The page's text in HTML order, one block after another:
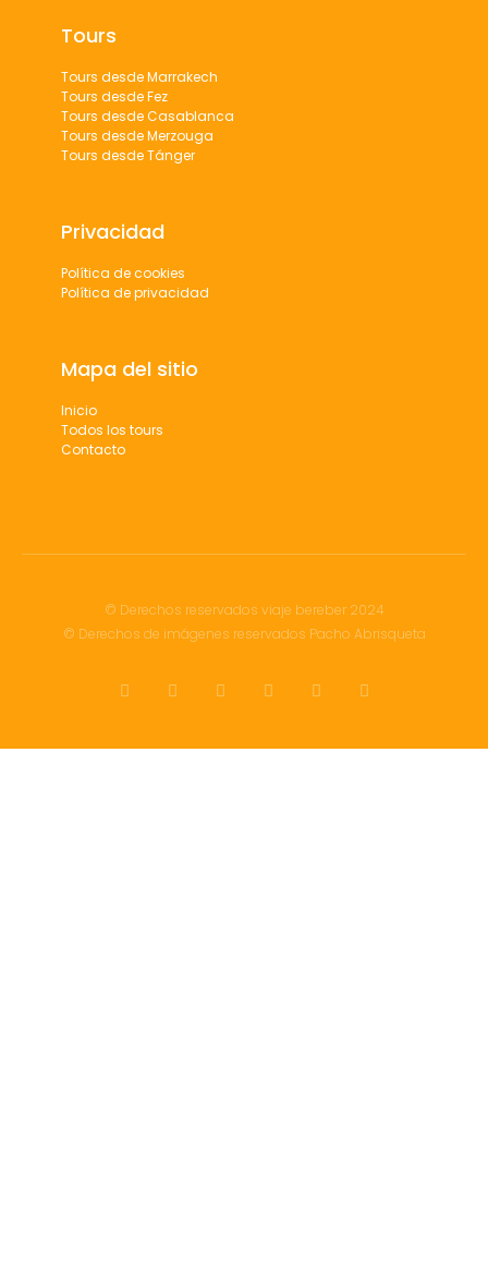
Tours
Tours desde Marrakech
Tours desde Fez
Tours desde Casablanca
Tours desde Merzouga
Tours desde Tánger
Privacidad
Política de cookies
Política de privacidad
Mapa del sitio
Inicio
Todos los tours
Contacto
© Derechos reservados viaje bereber 2024
© Derechos de imágenes reservados Pacho Abrisqueta